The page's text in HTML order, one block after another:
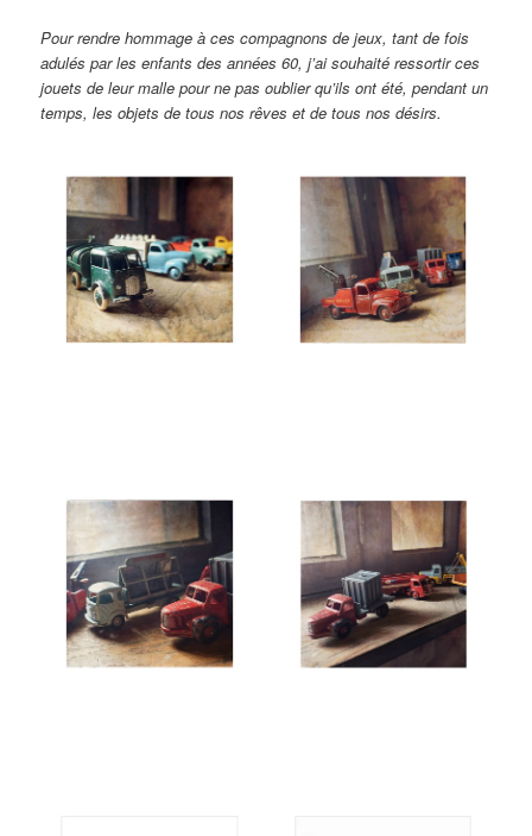
Pour rendre hommage à ces compagnons de jeux, tant de fois
adulés par les enfants des années 60, j’ai souhaité ressortir ces
jouets de leur malle pour ne pas oublier qu’ils ont été, pendant un
temps, les objets de tous nos rêves et de tous nos désirs.